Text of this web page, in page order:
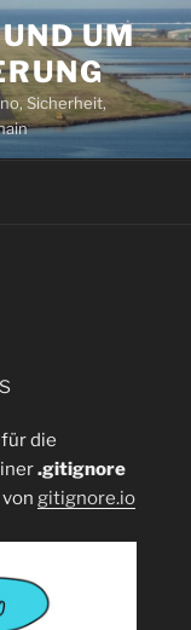
UM
Sicherheit,
für die
.gitignore
gitignore.io